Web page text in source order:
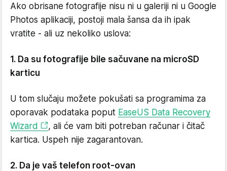
Ako obrisane fotografije nisu ni u galeriji ni u Google
Photos aplikaciji, postoji mala šansa da ih ipak
vratite - ali uz nekoliko uslova:
1. Da su fotografije bile sačuvane na microSD
karticu
U tom slučaju možete pokušati sa programima za
oporavak podataka poput EaseUS Data Recovery
Wizard
, ali će vam biti potreban računar i čitač
kartica. Uspeh nije zagarantovan.
2. Da je vaš telefon root-ovan